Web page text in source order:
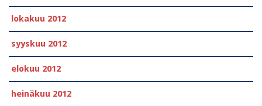
lokakuu 2012
syyskuu 2012
elokuu 2012
heinäkuu 2012